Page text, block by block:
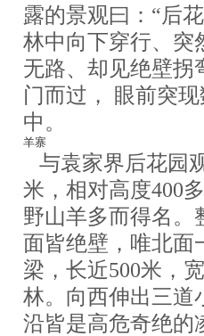
露的景观曰：“后
林中向下穿行、突
无路、却见绝壁拐
门而过， 眼前突
中。
羊寨
与袁家界后花园
米，相对高度400
野山羊多而得名。
面皆绝壁，唯北面
梁 ，长近500米，
林。向西伸出三道
沿皆是高危奇绝的